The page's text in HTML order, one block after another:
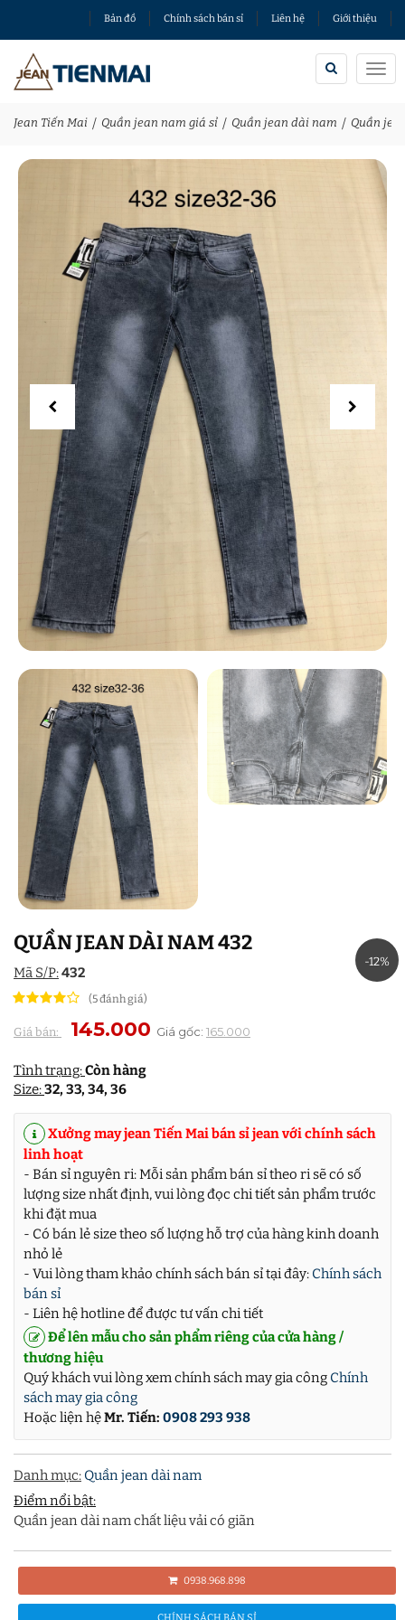
Bản đồ Chính sách bán sỉ Liên hệ Giới thiệu
Jean Tiến Mai Quần jean nam giá sỉ Quần jean dài nam Quần
-12%
QUẦN JEAN DÀI NAM 432
Mã S/P:432
(5 đánh giá)
Giá bán: 145.000 Giá gốc: 165.000
Tình trạng:Còn hàng
Size:32, 33, 34, 36
Xưởng may jean Tiến Mai bán sỉ jean với chính sách
linh hoạt
- Bán sỉ nguyên ri: Mỗi sản phẩm bán sỉ theo ri sẽ có số
lượng size nhất định, vui lòng đọc chi tiết sản phẩm trước
khi đặt mua
- Có bán lẻ size theo số lượng hỗ trợ của hàng kinh doanh
nhỏ lẻ
- Vui lòng tham khảo chính sách bán sỉ tại đây: Chính sách
bán sỉ
- Liên hệ hotline để được tư vấn chi tiết
Để lên mẫu cho sản phẩm riêng của cửa hàng /
thương hiệu
Quý khách vui lòng xem chính sách may gia công Chính
sách may gia công
Hoặc liện hệMr. Tiến: 0908 293 938
Danh mục: Quần jean dài nam
Điểm nổi bật:
Quần jean dài nam chất liệu vải có giãn
0938.968.898
CHÍNH SÁCH BÁN SỈ